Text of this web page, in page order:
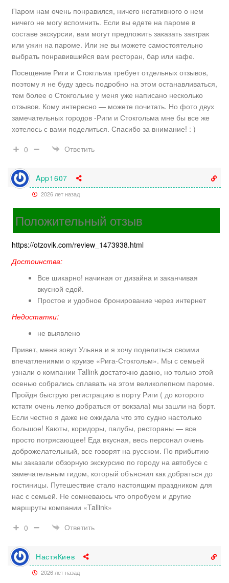
Паром нам очень понравился, ничего негативного о нем
ничего не могу вспомнить. Если вы едете на пароме в
составе экскурсии, вам могут предложить заказать завтрак
или ужин на пароме. Или же вы можете самостоятельно
выбрать понравившийся вам ресторан, бар или кафе.
Посещение Риги и Стокгльма требует отдельных отзывов,
поэтому я не буду здесь подробно на этом останавливаться,
тем более о Стокгольме у меня уже написано несколько
отзывов. Кому интересно — можете почитать. Но фото двух
замечательных городов -Риги и Стокгольма мне бы все же
хотелось с вами поделиться. Спасибо за внимание! : )
0
Ответить
App1607
2026 лет назад
Положительный отзыв
https://otzovik.com/review_1473938.html
Достоинства:
Все шикарно! начиная от дизайна и заканчивая
вкусной едой.
Простое и удобное бронирование через интернет
Недостатки:
не выявлено
Привет, меня зовут Ульяна и я хочу поделиться своими
впечатлениями о круизе «Рига-Стокгольм». Мы с семьей
узнали о компании Tallink достаточно давно, но только этой
осенью собрались сплавать на этом великолепном пароме.
Пройдя быструю регистрацию в порту Риги ( до которого
кстати очень легко добраться от вокзала) мы зашли на борт.
Если честно я даже не ожидала что это судно настолько
большое! Каюты, коридоры, палубы, рестораны — все
просто потрясающее! Еда вкусная, весь персонал очень
доброжелательный, все говорят на русском. По прибытию
мы заказали обзорную экскурсию по городу на автобусе с
замечательным гидом, который объяснил как добраться до
гостиницы. Путешествие стало настоящим праздником для
нас с семьей. Не сомневаюсь что опробуем и другие
маршруты компании «Tallink»
0
Ответить
НастяКиев
2026 лет назад